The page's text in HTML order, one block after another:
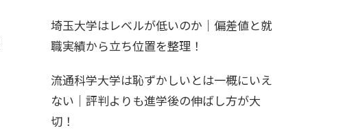
埼玉大学はレベルが低いのか｜偏差値と就
職実績から立ち位置を整理！
流通科学大学は恥ずかしいとは一概にいえ
ない｜評判よりも進学後の伸ばし方が大
切！